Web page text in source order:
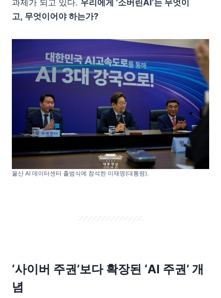
과제가 되고 있다. 우리에게 ‘소버린AI’는 무엇이
고, 무엇이어야 하는가?
울산 AI 데이터센터 출범식에 참석한 이재명(대통령).
‘사이버 주권’보다 확장된 ‘AI 주권’ 개
념